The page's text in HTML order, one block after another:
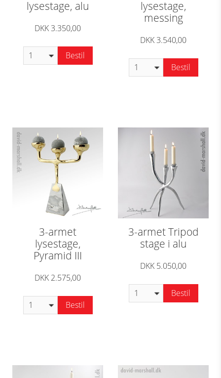
lysestage, alu
DKK 3.350,00
Bestil
lysestage,
messing
DKK 3.540,00
Bestil
3-armet
lysestage,
Pyramid III
DKK 2.575,00
Bestil
3-armet Tripod
stage i alu
DKK 5.050,00
Bestil